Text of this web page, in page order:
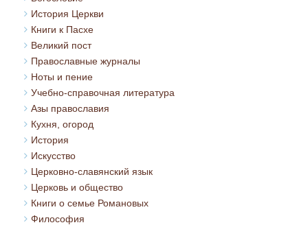
История Церкви
Книги к Пасхе
Великий пост
Православные журналы
Ноты и пение
Учебно-справочная литература
Азы православия
Кухня, огород
История
Искусство
Церковно-славянский язык
Церковь и общество
Книги о семье Романовых
Философия